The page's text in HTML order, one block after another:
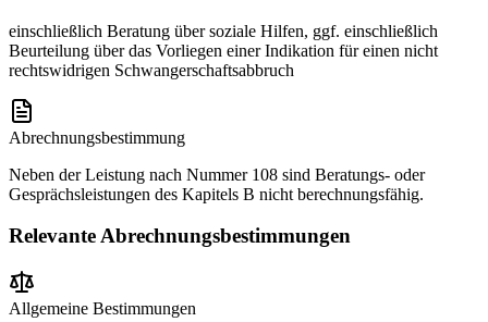
einschließlich Beratung über soziale Hilfen, ggf. einschließlich
Beurteilung über das Vorliegen einer Indikation für einen nicht
rechtswidrigen Schwangerschaftsabbruch
Abrechnungsbestimmung
Neben der Leistung nach Nummer 108 sind Beratungs- oder
Gesprächsleistungen des Kapitels B nicht berechnungsfähig.
Relevante Abrechnungsbestimmungen
Allgemeine Bestimmungen